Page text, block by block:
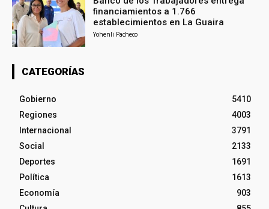
financiamientos a 1.766
establecimientos en La Guaira
Yohenli Pacheco
CATEGORÍAS
Gobierno
5410
Regiones
4003
Internacional
3791
Social
2133
Deportes
1691
Política
1613
Economía
903